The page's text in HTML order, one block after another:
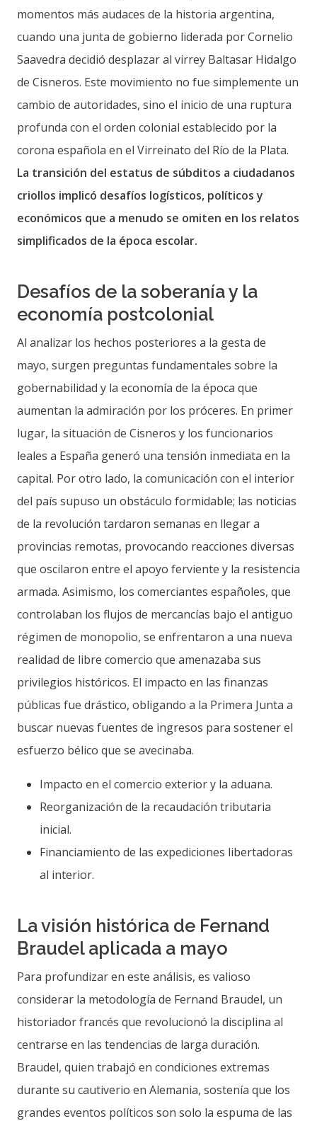
momentos más audaces de la historia argentina,
cuando una junta de gobierno liderada por Cornelio
Saavedra decidió desplazar al virrey Baltasar Hidalgo
de Cisneros. Este movimiento no fue simplemente un
cambio de autoridades, sino el inicio de una ruptura
profunda con el orden colonial establecido por la
corona española en el Virreinato del Río de la Plata.
La transición del estatus de súbditos a ciudadanos
criollos implicó desafíos logísticos, políticos y
económicos que a menudo se omiten en los relatos
simplificados de la época escolar.
Desafíos de la soberanía y la
economía postcolonial
Al analizar los hechos posteriores a la gesta de
mayo, surgen preguntas fundamentales sobre la
gobernabilidad y la economía de la época que
aumentan la admiración por los próceres. En primer
lugar, la situación de Cisneros y los funcionarios
leales a España generó una tensión inmediata en la
capital. Por otro lado, la comunicación con el interior
del país supuso un obstáculo formidable; las noticias
de la revolución tardaron semanas en llegar a
provincias remotas, provocando reacciones diversas
que oscilaron entre el apoyo ferviente y la resistencia
armada. Asimismo, los comerciantes españoles, que
controlaban los flujos de mercancías bajo el antiguo
régimen de monopolio, se enfrentaron a una nueva
realidad de libre comercio que amenazaba sus
privilegios históricos. El impacto en las finanzas
públicas fue drástico, obligando a la Primera Junta a
buscar nuevas fuentes de ingresos para sostener el
esfuerzo bélico que se avecinaba.
Impacto en el comercio exterior y la aduana.
Reorganización de la recaudación tributaria
inicial.
Financiamiento de las expediciones libertadoras
al interior.
La visión histórica de Fernand
Braudel aplicada a mayo
Para profundizar en este análisis, es valioso
considerar la metodología de Fernand Braudel, un
historiador francés que revolucionó la disciplina al
centrarse en las tendencias de larga duración.
Braudel, quien trabajó en condiciones extremas
durante su cautiverio en Alemania, sostenía que los
grandes eventos políticos son solo la espuma de las